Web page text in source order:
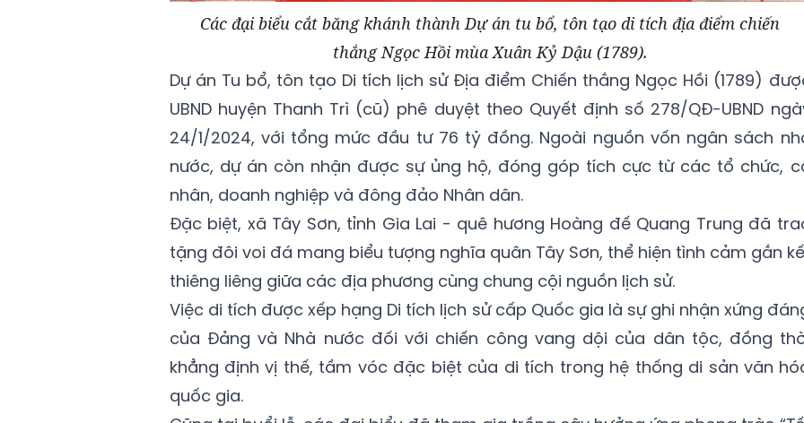
Các đại biểu cắt băng khánh thành Dự án tu bổ, tôn tạo di tích địa điểm chiến
thắng Ngọc Hồi mùa Xuân Kỷ Dậu (1789).
Dự án Tu bổ, tôn tạo Di tích lịch sử Địa điểm Chiến thắng Ngọc Hồi (1789)
UBND huyện Thanh Trì (cũ) phê duyệt theo Quyết định số 278/QĐ-UBND
24/1/2024, với tổng mức đầu tư 76 tỷ đồng. Ngoài nguồn vốn ngân sách
nước, dự án còn nhận được sự ủng hộ, đóng góp tích cực từ các tổ chức,
nhân, doanh nghiệp và đông đảo Nhân dân.
Đặc biệt, xã Tây Sơn, tỉnh Gia Lai - quê hương Hoàng đế Quang Trung đã
tặng đôi voi đá mang biểu tượng nghĩa quân Tây Sơn, thể hiện tình cảm gắn
thiêng liêng giữa các địa phương cùng chung cội nguồn lịch sử.
Việc di tích được xếp hạng Di tích lịch sử cấp Quốc gia là sự ghi nhận xứng
của Đảng và Nhà nước đối với chiến công vang dội của dân tộc, đồng
khẳng định vị thế, tầm vóc đặc biệt của di tích trong hệ thống di sản văn
quốc gia.